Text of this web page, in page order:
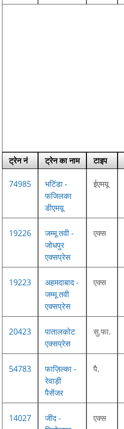
ट्रेन नं ट्रेन का नाम टाइप
74985
भटिंडा -
फजिलका
डीएमयू
ईएमयू
19226
जम्मू तवी -
जोधपुर
एक्सप्रेस
एक्स
19223
अहमदाबाद -
जम्मू तवी
एक्सप्रेस
एक्स
20423
पातालकोट
एक्सप्रेस
सु.फा.
54783
फाज़िल्का -
रेवाड़ी
पैसेंजर
पै.
14027
जींद -
एक्स